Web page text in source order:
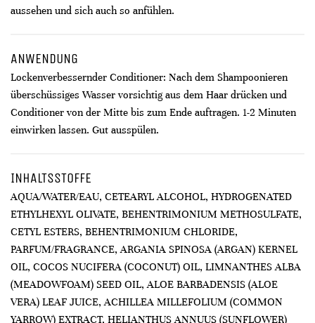
aussehen und sich auch so anfühlen.
ANWENDUNG
Lockenverbessernder Conditioner: Nach dem Shampoonieren
überschüssiges Wasser vorsichtig aus dem Haar drücken und
Conditioner von der Mitte bis zum Ende auftragen. 1-2 Minuten
einwirken lassen. Gut ausspülen.
INHALTSSTOFFE
AQUA/WATER/EAU, CETEARYL ALCOHOL, HYDROGENATED
ETHYLHEXYL OLIVATE, BEHENTRIMONIUM METHOSULFATE,
CETYL ESTERS, BEHENTRIMONIUM CHLORIDE,
PARFUM/FRAGRANCE, ARGANIA SPINOSA (ARGAN) KERNEL
OIL, COCOS NUCIFERA (COCONUT) OIL, LIMNANTHES ALBA
(MEADOWFOAM) SEED OIL, ALOE BARBADENSIS (ALOE
VERA) LEAF JUICE, ACHILLEA MILLEFOLIUM (COMMON
YARROW) EXTRACT, HELIANTHUS ANNUUS (SUNFLOWER)